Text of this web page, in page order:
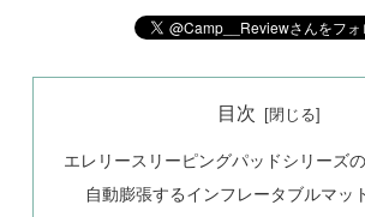
目次
エレリースリーピングパッドシリーズ
自動膨張するインフレータブルマッ